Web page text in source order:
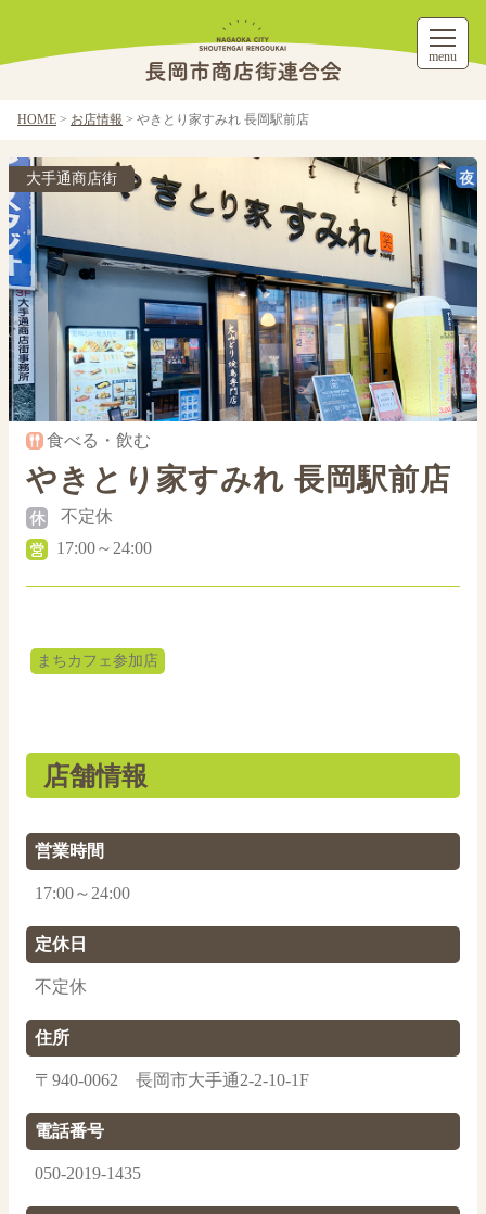
menu
HOME > お店情報 > やきとり家すみれ 長岡駅前店
大手通商店街
食べる・飲む
やきとり家すみれ 長岡駅前店
不定休
17:00～24:00
まちカフェ参加店
店舗情報
営業時間
17:00～24:00
定休日
不定休
住所
〒940-0062 長岡市大手通2-2-10-1F
電話番号
050-2019-1435